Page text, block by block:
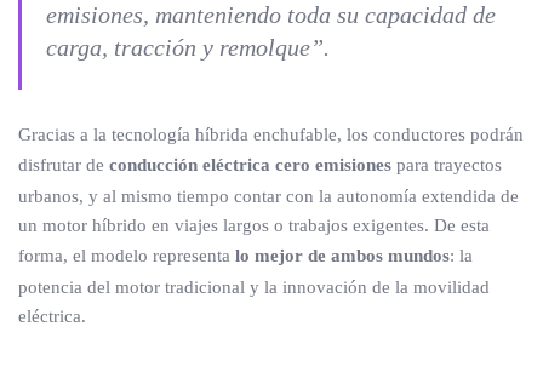
emisiones, manteniendo toda su capacidad de
carga, tracción y remolque”.
Gracias a la tecnología híbrida enchufable, los conductores podrán
disfrutar de conducción eléctrica cero emisiones para trayectos
urbanos, y al mismo tiempo contar con la autonomía extendida de
un motor híbrido en viajes largos o trabajos exigentes. De esta
forma, el modelo representa lo mejor de ambos mundos: la
potencia del motor tradicional y la innovación de la movilidad
eléctrica.